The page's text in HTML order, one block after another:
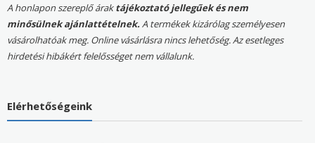
A honlapon szereplő áraktájékoztató jellegűek és nem
minősülnek ajánlattételnek.A termékek kizárólag személyesen
vásárolhatóak meg. Online vásárlásra nincs lehetőség. Az esetleges
hirdetési hibákért felelősséget nem vállalunk.
Elérhetőségeink